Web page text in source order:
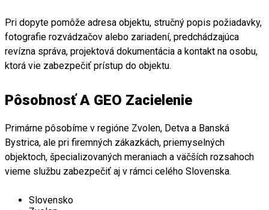
Pri dopyte pomôže adresa objektu, stručný popis požiadavky,
fotografie rozvádzačov alebo zariadení, predchádzajúca
revízna správa, projektová dokumentácia a kontakt na osobu,
ktorá vie zabezpečiť prístup do objektu.
Pôsobnosť A GEO Zacielenie
Primárne pôsobíme v regióne Zvolen, Detva a Banská
Bystrica, ale pri firemných zákazkách, priemyselných
objektoch, špecializovaných meraniach a väčších rozsahoch
vieme službu zabezpečiť aj v rámci celého Slovenska.
Slovensko